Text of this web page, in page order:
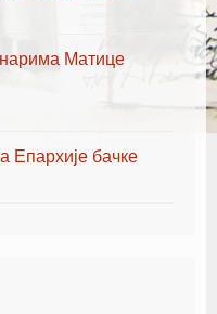
Матице
Епархије бачке